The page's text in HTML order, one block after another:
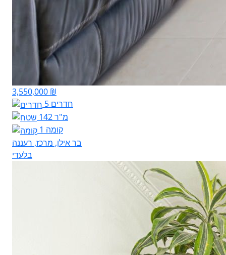
3,550,000 ₪
5 חדרים
142 מ"ר
קומה 1
בר אילן, מרכז, רעננה
בלעדי